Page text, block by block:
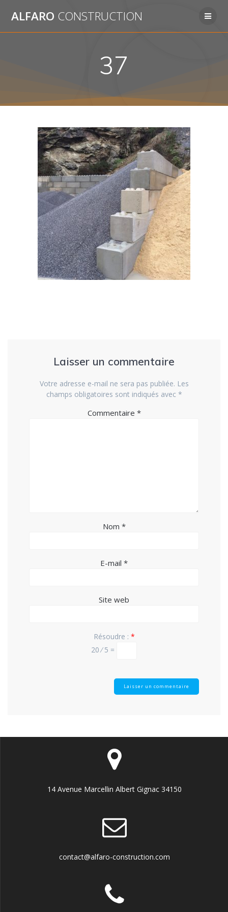
au
ALFARO CONSTRUCTION
37
Laisser un commentaire
Votre adresse e-mail ne sera pas publiée. Les
champs obligatoires sont indiqués avec *
Commentaire *
Nom *
E-mail *
Site web
Résoudre : *
20 ⁄ 5 =
14 Avenue Marcellin Albert Gignac 34150
contact@alfaro-construction.com